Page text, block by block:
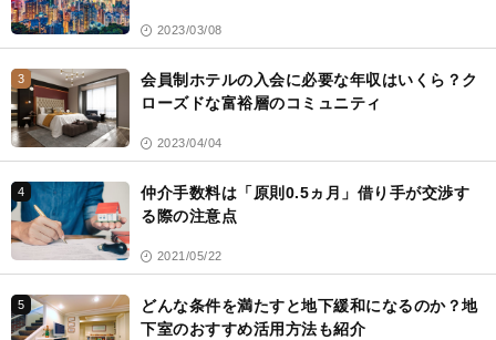
2023/03/08
3
会員制ホテルの入会に必要な年収はいくら？ク
ローズドな富裕層のコミュニティ
2023/04/04
4
仲介手数料は「原則0.5ヵ月」借り手が交渉す
る際の注意点
2021/05/22
5
どんな条件を満たすと地下緩和になるのか？地
下室のおすすめ活用方法も紹介